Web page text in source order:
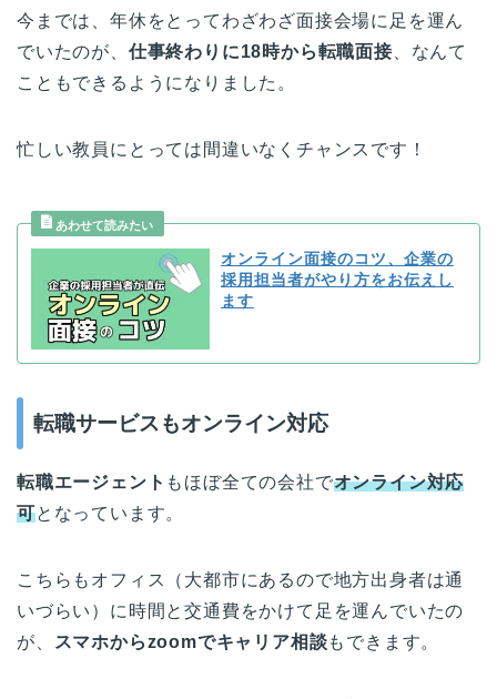
今までは、年休をとってわざわざ面接会場に足を運ん
でいたのが、 仕事終わりに18時から転職面接、なんて
こともできるようになりました。
忙しい教員にとっては間違いなくチャンスです！
オンライン面接のコツ、企業の
採用担当者がやり方をお伝えし
ます
転職サービスもオンライン対応
転職エージェント もほぼ全ての会社でオンライン対応
可となっています。
こちらもオフィス（大都市にあるので地方出身者は通
いづらい）に時間と交通費をかけて足を運んでいたの
が、
スマホからzoomでキャリア相談もできます。